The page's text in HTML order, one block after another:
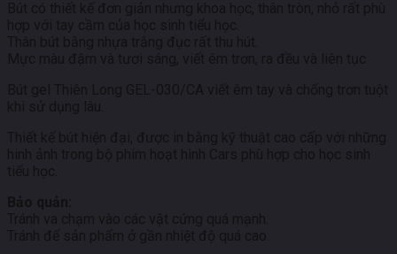
Bút có thiết kế đơn giản nhưng khoa học, thân tròn, nhỏ rất phù
hợp với tay cầm của học sinh tiểu học.
Thân bút bằng nhựa trắng đục rất thu hút.
Mực màu đậm và tươi sáng, viết êm trơn, ra đều và liên tục
Bút gel Thiên Long GEL-030/CA viết êm tay và chống trơn tuột
khi sử dụng lâu.
Thiết kế bút hiện đại, được in bằng kỹ thuật cao cấp với những
hinh ảnh trong bộ phim hoạt hình Cars phù hợp cho học sinh
tiểu học.
Bảo quản:
Tránh va chạm vào các vật cứng quá mạnh.
Tránh để sản phẩm ở gần nhiệt độ quá cao.